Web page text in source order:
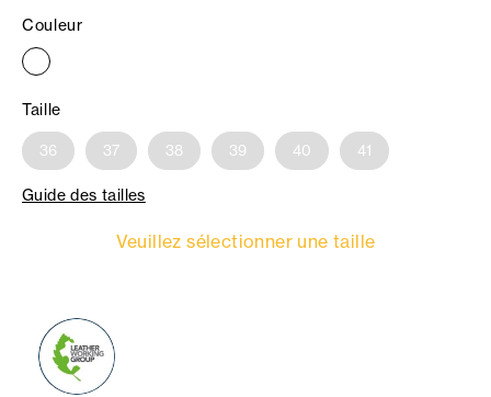
Couleur
Taille
36 37 38 39 40 41
Guide des tailles
Veuillez sélectionner une taille